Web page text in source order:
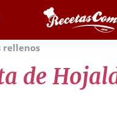
rellenos
de